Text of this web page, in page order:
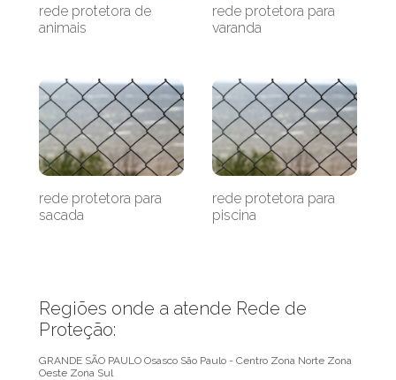
rede protetora de
animais
rede protetora para
varanda
rede protetora para
sacada
rede protetora para
piscina
Regiões onde a atende Rede de
Proteção:
GRANDE SÃO PAULO Osasco São Paulo - Centro Zona Norte Zona
Oeste Zona Sul